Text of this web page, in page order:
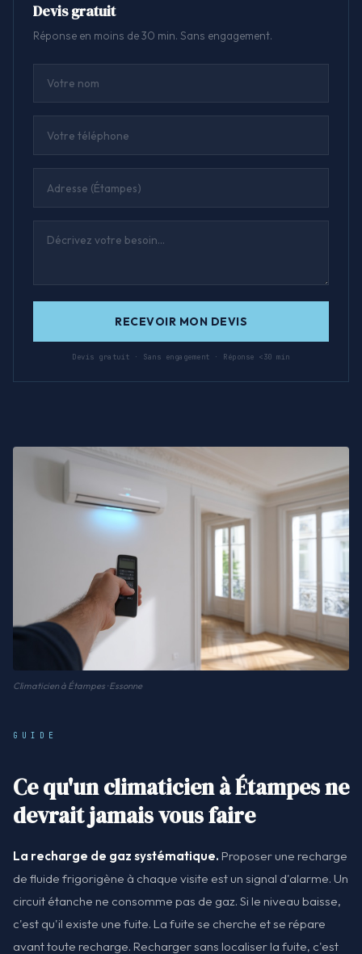
Devis gratuit
Réponse en moins de 30 min. Sans engagement.
RECEVOIR MON DEVIS
Devis gratuit · Sans engagement · Réponse <30 min
Climaticien à Étampes · Essonne
GUIDE
Ce qu'un climaticien à Étampes ne
devrait jamais vous faire
La recharge de gaz systématique. Proposer une recharge
de fluide frigorigène à chaque visite est un signal d'alarme. Un
circuit étanche ne consomme pas de gaz. Si le niveau baisse,
c'est qu'il existe une fuite. La fuite se cherche et se répare
avant toute recharge. Recharger sans localiser la fuite, c'est